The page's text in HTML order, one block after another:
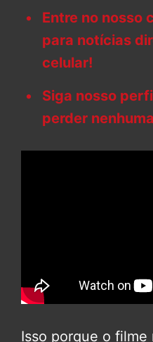
Entre no nosso
para notícias
celular!
Siga nosso
perder
Isso porque o filme